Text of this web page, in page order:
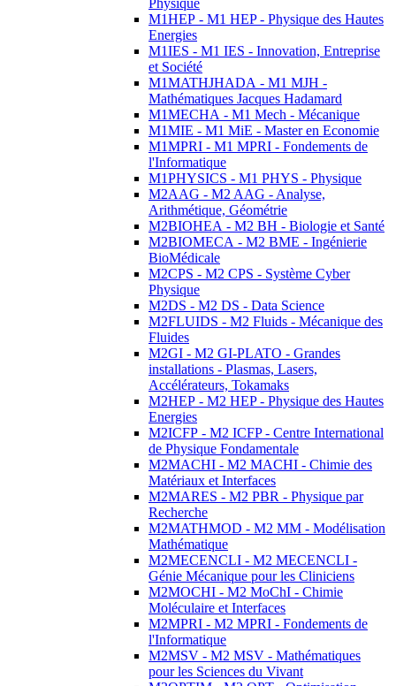
Physique
M1HEP - M1 HEP - Physique des Hautes
Energies
M1IES - M1 IES - Innovation, Entreprise
et Société
M1MATHJHADA - M1 MJH -
Mathématiques Jacques Hadamard
M1MECHA - M1 Mech - Mécanique
M1MIE - M1 MiE - Master en Economie
M1MPRI - M1 MPRI - Fondements de
l'Informatique
M1PHYSICS - M1 PHYS - Physique
M2AAG - M2 AAG - Analyse,
Arithmétique, Géométrie
M2BIOHEA - M2 BH - Biologie et Santé
M2BIOMECA - M2 BME - Ingénierie
BioMédicale
M2CPS - M2 CPS - Système Cyber
Physique
M2DS - M2 DS - Data Science
M2FLUIDS - M2 Fluids - Mécanique des
Fluides
M2GI - M2 GI-PLATO - Grandes
installations - Plasmas, Lasers,
Accélérateurs, Tokamaks
M2HEP - M2 HEP - Physique des Hautes
Energies
M2ICFP - M2 ICFP - Centre International
de Physique Fondamentale
M2MACHI - M2 MACHI - Chimie des
Matériaux et Interfaces
M2MARES - M2 PBR - Physique par
Recherche
M2MATHMOD - M2 MM - Modélisation
Mathématique
M2MECENCLI - M2 MECENCLI -
Génie Mécanique pour les Cliniciens
M2MOCHI - M2 MoChI - Chimie
Moléculaire et Interfaces
M2MPRI - M2 MPRI - Fondements de
l'Informatique
M2MSV - M2 MSV - Mathématiques
pour les Sciences du Vivant